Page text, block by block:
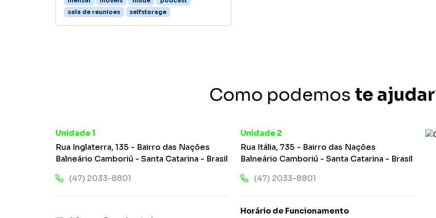
sala de reunioes
selfstorage
Como podemos te
Unidade 1
Rua Inglaterra, 135 - Bairro das Nações
Balneário Camboriú - Santa Catarina - Brasil
(47) 2033-8801
Unidade 2
Rua Itália, 735 - Bairro das Nações
Balneário Camboriú - Santa Catarina - Brasil
(47) 2033-8801
Horário de Funcionamento